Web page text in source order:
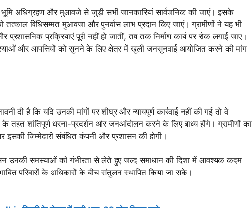
भूमि अधिग्रहण और मुआवजे से जुड़ी सभी जानकारियां सार्वजनिक की जाएं। इसके
तत्काल विधिसम्मत मुआवजा और पुनर्वास लाभ प्रदान किए जाएं। ग्रामीणों ने यह भी
प्रक्रियाएं पूरी नहीं हो जातीं, तब तक निर्माण कार्य पर रोक लगाई जाए।
और आपत्तियों को सुनने के लिए क्षेत्र में खुली जनसुनवाई आयोजित करने की मांग
दी है कि यदि उनकी मांगों पर शीघ्र और न्यायपूर्ण कार्रवाई नहीं की गई तो वे
तहत शांतिपूर्ण धरना-प्रदर्शन और जनआंदोलन करने के लिए बाध्य होंगे। ग्रामीणों का
इसकी जिम्मेदारी संबंधित कंपनी और प्रशासन की होगी।
उनकी समस्याओं को गंभीरता से लेते हुए जल्द समाधान की दिशा में आवश्यक कदम
परिवारों के अधिकारों के बीच संतुलन स्थापित किया जा सके।